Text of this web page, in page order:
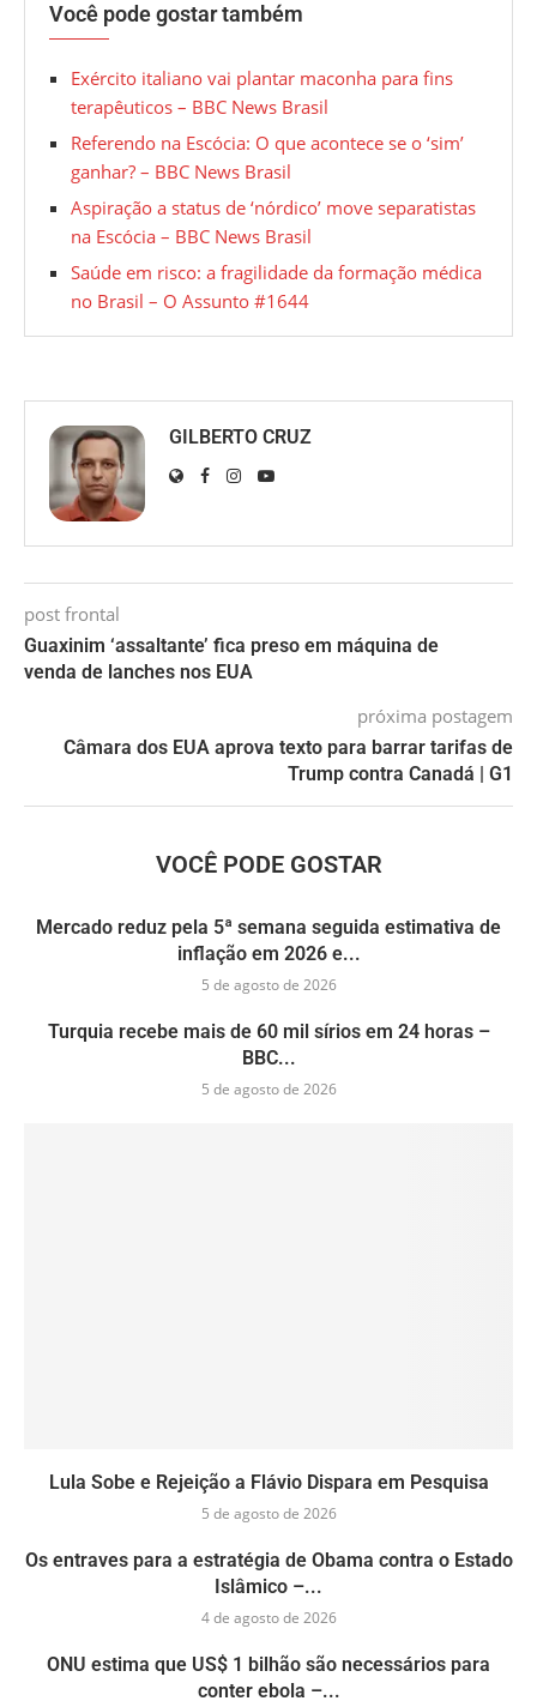
Você pode gostar também
Exército italiano vai plantar maconha para fins
terapêuticos – BBC News Brasil
Referendo na Escócia: O que acontece se o ‘sim’
ganhar? – BBC News Brasil
Aspiração a status de ‘nórdico’ move separatistas
na Escócia – BBC News Brasil
Saúde em risco: a fragilidade da formação médica
no Brasil – O Assunto #1644
GILBERTO CRUZ
post frontal
Guaxinim ‘assaltante’ fica preso em máquina de
venda de lanches nos EUA
próxima postagem
Câmara dos EUA aprova texto para barrar tarifas de
Trump contra Canadá | G1
VOCÊ PODE GOSTAR
Mercado reduz pela 5ª semana seguida estimativa de
inflação em 2026 e...
5 de agosto de 2026
Turquia recebe mais de 60 mil sírios em 24 horas –
BBC...
5 de agosto de 2026
Lula Sobe e Rejeição a Flávio Dispara em Pesquisa
5 de agosto de 2026
Os entraves para a estratégia de Obama contra o Estado
Islâmico –...
4 de agosto de 2026
ONU estima que US$ 1 bilhão são necessários para
conter ebola –...